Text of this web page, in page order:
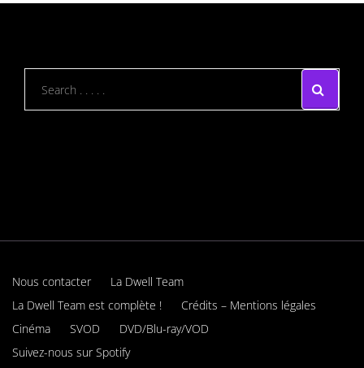
Nous contacter
La Dwell Team
La Dwell Team est complète !
Crédits – Mentions légales
Cinéma
SVOD
DVD/Blu-ray/VOD
Suivez-nous sur Spotify